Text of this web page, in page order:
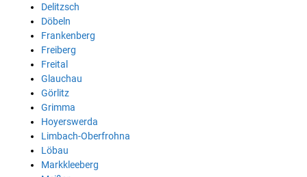
Delitzsch
Döbeln
Frankenberg
Freiberg
Freital
Glauchau
Görlitz
Grimma
Hoyerswerda
Limbach-Oberfrohna
Löbau
Markkleeberg